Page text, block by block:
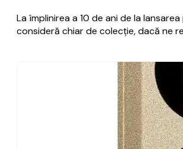
La împlinirea a 10 de ani de la
consideră chiar de colecție, dacă ne